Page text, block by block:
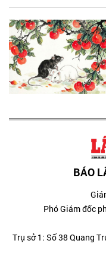
BÁO
Phó Giám đốc
Trụ sở 1: Số 38 Quang